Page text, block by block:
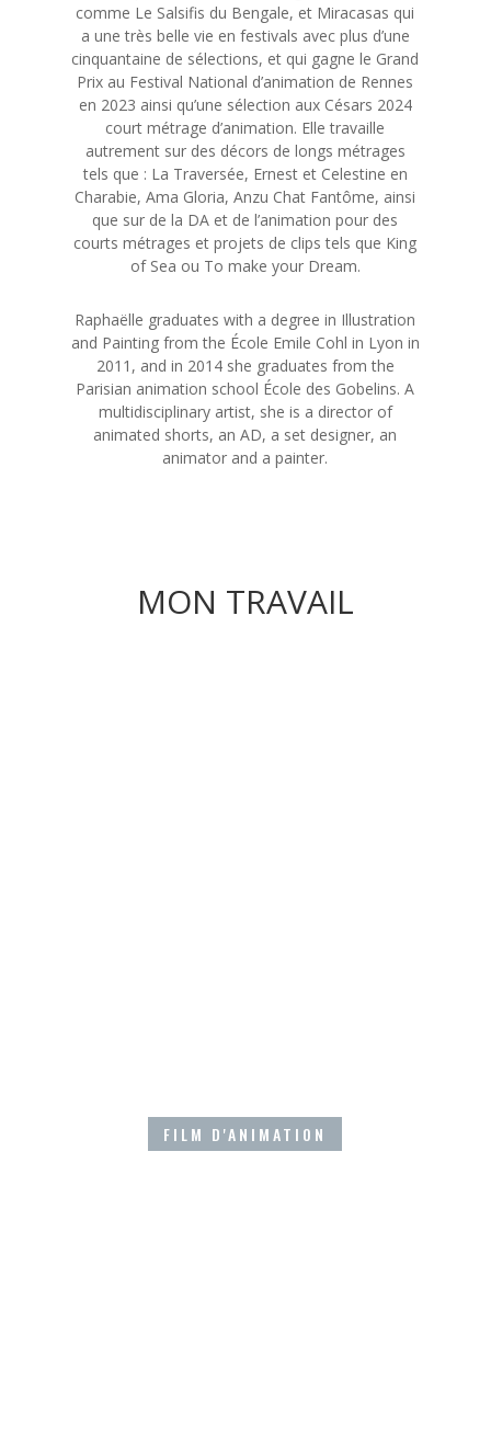
comme Le Salsifis du Bengale, et Miracasas qui
a une très belle vie en festivals avec plus d’une
cinquantaine de sélections, et qui gagne le Grand
Prix au Festival National d’animation de Rennes
en 2023 ainsi qu’une sélection aux Césars 2024
court métrage d’animation. Elle travaille
autrement sur des décors de longs métrages
tels que : La Traversée, Ernest et Celestine en
Charabie, Ama Gloria, Anzu Chat Fantôme, ainsi
que sur de la DA et de l’animation pour des
courts métrages et projets de clips tels que King
of Sea ou To make your Dream.
Raphaëlle graduates with a degree in Illustration
and Painting from the École Emile Cohl in Lyon in
2011, and in 2014 she graduates from the
Parisian animation school École des Gobelins. A
multidisciplinary artist, she is a director of
animated shorts, an AD, a set designer, an
animator and a painter.
MON TRAVAIL
FILM D'ANIMATION